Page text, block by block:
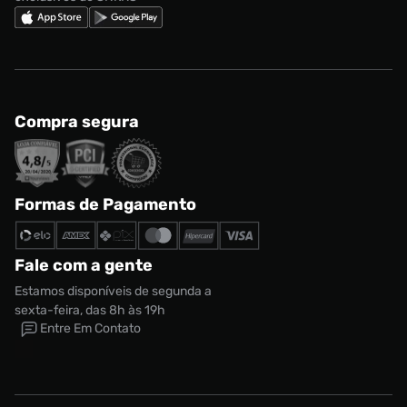
Compra segura
Formas de Pagamento
Fale com a gente
Estamos disponíveis de segunda a
sexta-feira, das 8h às 19h
Entre Em Contato